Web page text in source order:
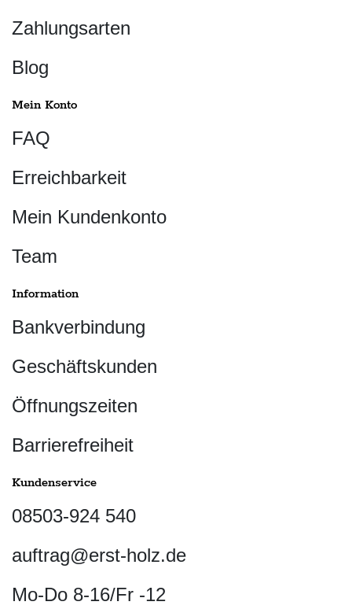
Zahlungsarten
Blog
Mein Konto
FAQ
Erreichbarkeit
Mein Kundenkonto
Team
Information
Bankverbindung
Geschäftskunden
Öffnungszeiten
Barrierefreiheit
Kundenservice
08503-924 540
auftrag@erst-holz.de
Mo-Do 8-16/Fr -12